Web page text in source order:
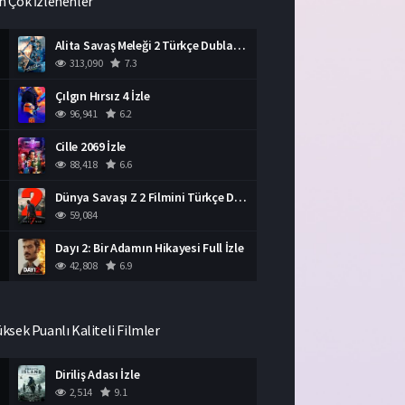
Alita Savaş Meleği 2 Türkçe Dublaj İzle HD Film
313,090 7.3
Çılgın Hırsız 4 İzle
96,941 6.2
Cille 2069 İzle
88,418 6.6
Dünya Savaşı Z 2 Filmini Türkçe Dublaj İzle
59,084
Dayı 2: Bir Adamın Hikayesi Full İzle
42,808 6.9
Puanlı Kaliteli Filmler
Diriliş Adası İzle
2,514 9.1